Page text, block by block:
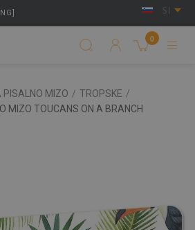
SI
0
PISALNO MIZO / TROPSKE /
MIZO TOUCANS ON A BRANCH